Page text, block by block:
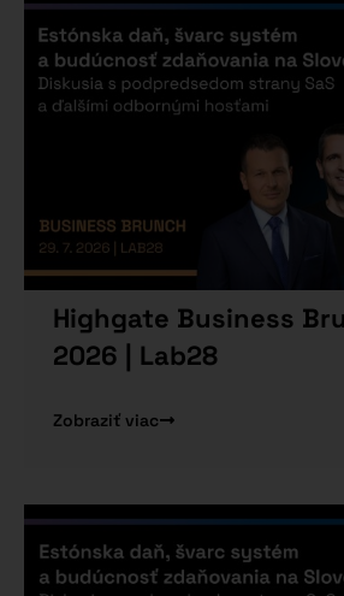
Highgate Business
2026 | Lab28
Zobraziť viac